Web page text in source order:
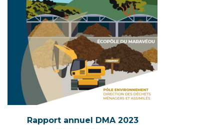
Rapport annuel DMA 2023